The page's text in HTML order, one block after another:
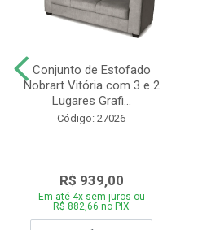
Conjunto de Estofado
Nobrart Vitória com 3 e 2
Lugares Grafi...
Código: 27026
R$ 939,00
Em até 4x sem juros ou
R$ 882,66 no PIX